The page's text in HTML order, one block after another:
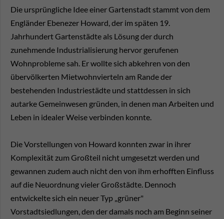
Die ursprüngliche Idee einer Gartenstadt stammt von dem
Engländer Ebenezer Howard, der im späten 19.
Jahrhundert Gartenstädte als Lösung der durch
zunehmende Industrialisierung hervor gerufenen
Wohnprobleme sah. Er wollte sich abkehren von den
übervölkerten Mietwohnvierteln am Rande der
bestehenden Industriestädte und stattdessen in sich
autarke Gemeinwesen gründen, in denen man Arbeiten und
Leben in idealer Weise verbinden konnte.
Die Vorstellungen von Howard konnten zwar in ihrer
Komplexität zum Großteil nicht umgesetzt werden und
gewannen zudem auch nicht den von ihm erhofften Einfluss
auf die Neuordnung vieler Großstädte. Dennoch
entwickelte sich ein neuer Typ „grüner"
Vorstadtsiedlungen, den der damals noch am Beginn seiner